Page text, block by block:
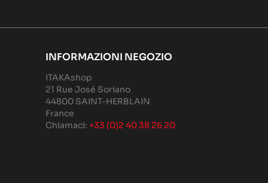
INFORMAZIONI NEGOZIO
ITAKAshop
21 Rue José Soriano
44800 SAINT-HERBLAIN
France
Chiamaci: +33 (0)2 40 38 26 20